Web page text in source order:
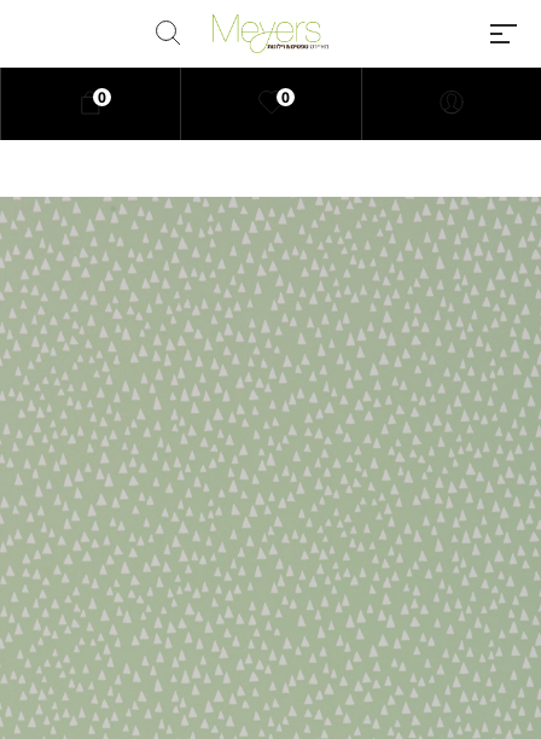
Millions of people around the
world visit Envato to buy and sell
creative assets, use smart design
templates, learn creative skills or
even hire freelancers. With an
industry-leading marketplace
paired with an unlimited
subscription service, Envato
helps creatives like you get
projects done faster.
About Envato
Careers
Privacy Policy
0
0